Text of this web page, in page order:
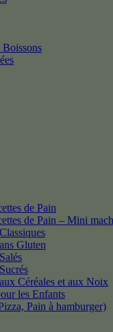
de Pain
de Pain – Mini
Gluten
Céréales et aux Noix
les Enfants
Pain à hamburger)